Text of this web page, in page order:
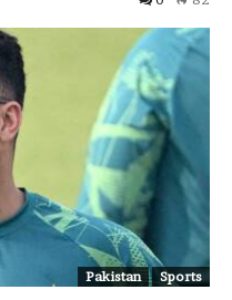
Pakistan Sports